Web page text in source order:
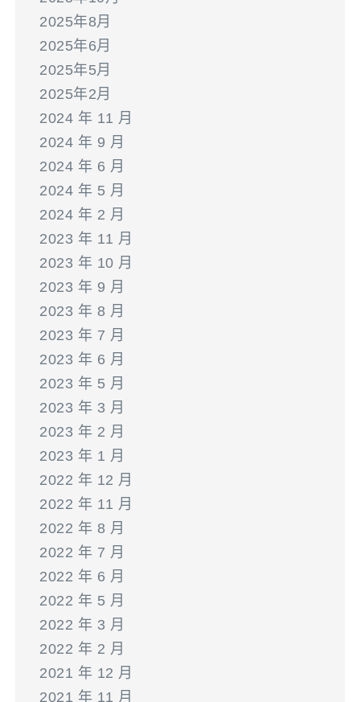
2025年8月
2025年6月
2025年5月
2025年2月
2024 年 11 月
2024 年 9 月
2024 年 6 月
2024 年 5 月
2024 年 2 月
2023 年 11 月
2023 年 10 月
2023 年 9 月
2023 年 8 月
2023 年 7 月
2023 年 6 月
2023 年 5 月
2023 年 3 月
2023 年 2 月
2023 年 1 月
2022 年 12 月
2022 年 11 月
2022 年 8 月
2022 年 7 月
2022 年 6 月
2022 年 5 月
2022 年 3 月
2022 年 2 月
2021 年 12 月
2021 年 11 月